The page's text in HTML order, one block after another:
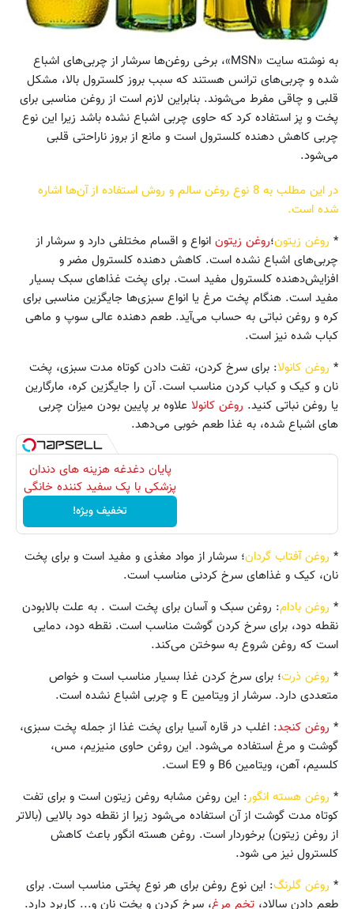
به نوشته سایت «MSN»، برخی روغن‌ها سرشار از چربی‌های اشباع
شده و چربی‌های ترانس هستند که سبب بروز کلسترول بالا، مشکل
قلبی و چاقی مفرط می‌شوند. بنابراین لازم است از روغن مناسبی برای
پخت و پز استفاده کرد که حاوی چربی اشباع نشده باشد زیرا این نوع
چربی کاهش دهنده کلسترول است و مانع از بروز ناراحتی قلبی
می‌شود.
در این مطلب به 8 نوع روغن سالم و روش استفاده از آن‌ها اشاره
شده است.
* روغن زیتون؛روغن زیتون انواع و اقسام مختلفی دارد و سرشار از
چربی‌های اشباع نشده است. کاهش دهنده کلسترول مضر و
افزایش‌دهنده کلسترول مفید است. برای پخت غذاهای سبک بسیار
مفید است. هنگام پخت مرغ یا انواع سبزی‌ها جایگزین مناسبی برای
کره و روغن نباتی به حساب می‌آید. طعم دهنده عالی سوپ و ماهی
کباب شده نیز است.
* روغن کانولا: برای سرخ کردن، تفت دادن کوتاه مدت سبزی، پخت
نان و کیک و کباب کردن مناسب است. آن را جایگزین کره، مارگارین
یا روغن نباتی کنید. روغن کانولا علاوه بر پایین بودن میزان چربی
های اشباع شده، به غذا طعم خوبی می‌دهد.
پایان دغدغه هزینه های دندان
پزشکی با پک سفید کننده خانگی
تخفیف ویژه!
* روغن آفتاب گردان؛ سرشار از مواد مغذی و مفید است و برای پخت
نان، کیک و غذاهای سرخ کردنی مناسب است.
* روغن بادام: روغن سبک و آسان برای پخت است . به علت بالابودن
نقطه دود، برای سرخ کردن گوشت مناسب است. نقطه دود، دمایی
است که روغن شروع به سوختن می‌کند.
* روغن ذرت؛ برای سرخ کردن غذا بسیار مناسب است و خواص
متعددی دارد. سرشار از ویتامین E و چربی اشباع نشده است.
* روغن کنجد: اغلب در قاره آسیا برای پخت غذا از جمله پخت سبزی،
گوشت و مرغ استفاده می‌شود. این روغن حاوی منیزیم، مس،
کلسیم، آهن، ویتامین B6 و E9 است.
* روغن هسته انگور: این روغن مشابه روغن زیتون است و برای تفت
کوتاه مدت گوشت از آن استفاده می‌شود زیرا از نقطه دود بالایی (بالاتر
از روغن زیتون) برخوردار است. روغن هسته انگور باعث کاهش
کلسترول نیز می شود.
* روغن گلرنگ: این نوع روغن برای هر نوع پختی مناسب است. برای
طعم دادن سالاد، تخم مرغ، سرخ کردن و پخت نان و... کاربرد دارد.